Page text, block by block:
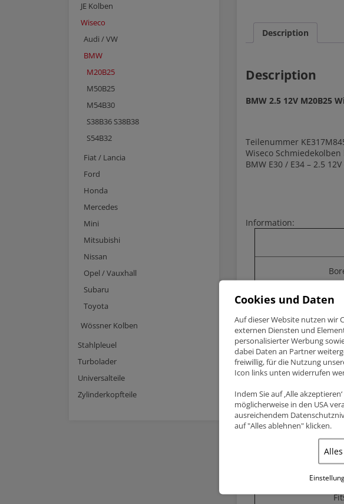
JE Kolben
Wiseco
Audi / VW
BMW
M20B25
M50B25
M54B30
S38B36 S38B38
S54B32
Fiat / Lancia
Ford
Honda
Mercedes
Mini
Mitsubishi
Nissan
Opel / Vauxhall
Subaru
Toyota
Wössner Kolben
Stahlpleuel
Turbolader
Universalteile
Zylinderkopfteile
Description
Description
BMW 2.5 12V M20B25
Teilenummer
Wiseco Schmiedekolben
BMW E30 / E34 – 2.5
Information:
Wiseco
OEM
Pin
Cookies und Daten
Auf dieser Website nutzen wir
externen Diensten und
personalisierter Werbung
dabei Daten an Partner
freiwillig, für die Nutzung
Icon links unten widerrufen
Indem Sie auf ‚Alle
möglicherweise in den USA
ausreichendem
auf "Alles ablehnen" klicken.